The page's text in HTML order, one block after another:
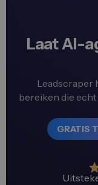
Laat AI-
Leadscraper
bereiken die
GRATIS